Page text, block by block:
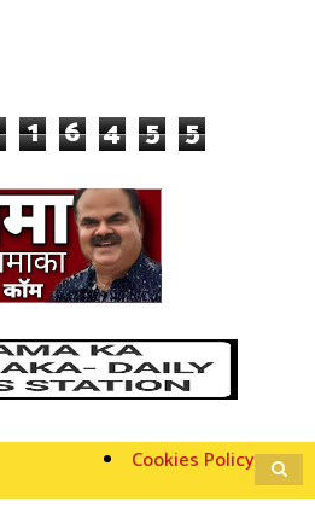
1 6 4 5 5
Cookies Policy